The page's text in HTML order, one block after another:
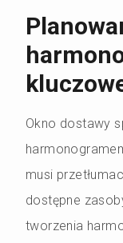
Okno dostawy
musi
dostępne
tworzenia